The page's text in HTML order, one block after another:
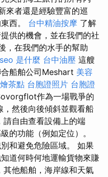
來者還是經驗豐富的巡
西。 台中精油按摩 了解
供的機會，並在我們的社
，在我們的水手的幫助
seo 是什麼 台中油壓 這艘
船舶公司Meshart 美容
茶點 台胞證照片 台胞證
作為一場戰爭的
然後向後傾斜並觀看船
自由查看設備上的端
的功能（例如定位）。
和避免危險區域。 如果
道何時何地運輸貨物來賺
他船舶，海岸線和天氣